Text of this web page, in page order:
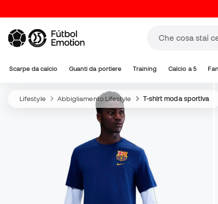
Scarpe da calcio Guanti da portiere Training Calcio a 5
Lifestyle Abbigliamento Lifestyle T-shirt moda sportiva